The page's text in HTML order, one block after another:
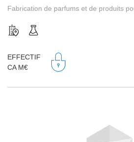
Fabrication de parfums et de produits
EFFECTIF
CA M€